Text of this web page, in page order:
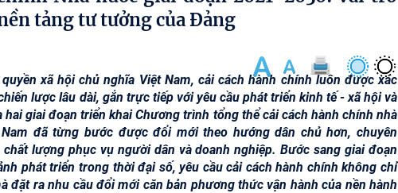
tảng tư tưởng của Đảng
xã hội chủ nghĩa Việt Nam, cải cách hành chính luôn được xác
lược lâu dài, gắn trực tiếp với yêu cầu phát triển kinh tế - xã hội và
giai đoạn triển khai Chương trình tổng thể cải cách hành chính nhà
đã từng bước được đổi mới theo hướng dân chủ hơn, chuyên
lượng phục vụ người dân và doanh nghiệp. Bước sang giai đoạn
phát triển trong thời đại số, yêu cầu cải cách hành chính không chỉ
đặt ra nhu cầu đổi mới căn bản phương thức vận hành của nền hành